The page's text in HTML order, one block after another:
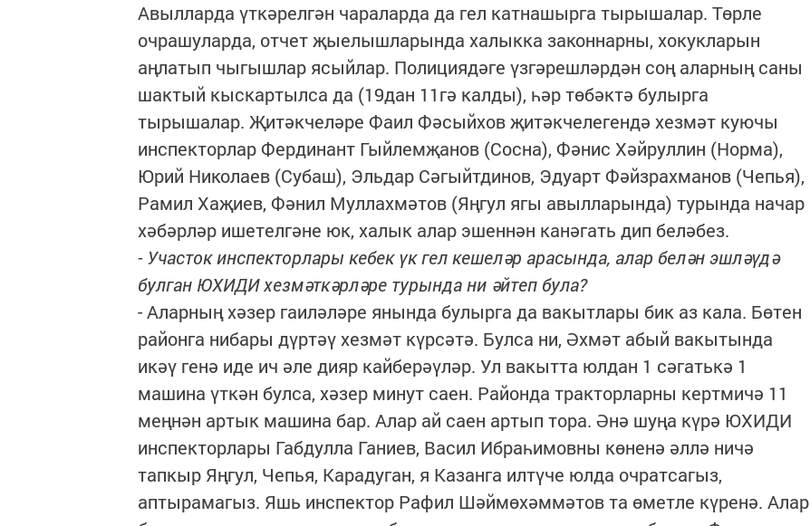
Авылларда үткәрелгән чараларда да гел катнашырга тырышалар. Төрле
очрашуларда, отчет җыелышларында халыкка законнарны, хокукларын
аңлатып чыгышлар ясыйлар. Полициядәге үзгәрешләрдән соң аларның саны
шактый кыскартылса да (19дан 11гә калды), һәр төбәктә булырга
тырышалар. Җитәкчеләре Фаил Фәсыйхов җитәкчелегендә хезмәт куючы
инспекторлар Фердинант Гыйлемҗанов (Сосна), Фәнис Хәйруллин (Норма),
Юрий Николаев (Субаш), Эльдар Сәгыйтдинов, Эдуарт Фәйзрахманов (Чепья),
Рамил Хаҗиев, Фәнил Муллахмәтов (Яңгул ягы авылларында) турында начар
хәбәрләр ишетелгәне юк, халык алар эшеннән канәгать дип беләбез.
- Участок инспекторлары кебек үк гел кешеләр арасында, алар белән эшләүдә
булган ЮХИДИ хезмәткәрләре турында ни әйтеп була?
- Аларның хәзер гаиләләре янында булырга да вакытлары бик аз кала. Бөтен
районга нибары дүртәү хезмәт күрсәтә. Булса ни, Әхмәт абый вакытында
икәү генә иде ич әле дияр кайберәүләр. Ул вакытта юлдан 1 сәгатькә 1
машина үткән булса, хәзер минут саен. Районда тракторларны кертмичә 11
меңнән артык машина бар. Алар ай саен артып тора. Әнә шуңа күрә ЮХИДИ
инспекторлары Габдулла Ганиев, Васил Ибраһимовны көненә әллә ничә
тапкыр Яңгул, Чепья, Карадуган, я Казанга илтүче юлда очратсагыз,
аптырамагыз. Яшь инспектор Рафил Шәймөхәммәтов та өметле күренә. Алар